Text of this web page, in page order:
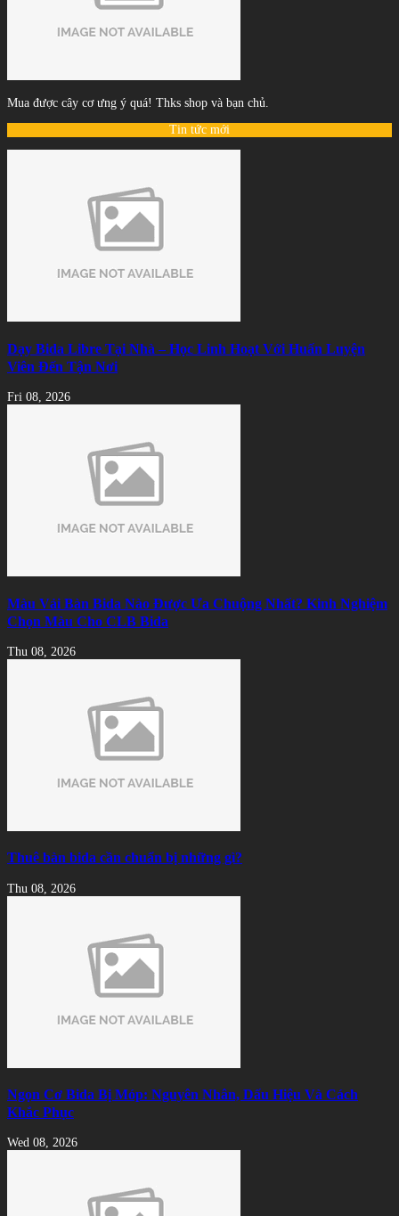
Mua được cây cơ ưng ý quá! Thks shop và bạn chủ.
Tin tức mới
Dạy Bida Libre Tại Nhà – Học Linh Hoạt Với Huấn Luyện
Viên Đến Tận Nơi
Fri 08, 2026
Màu Vải Bàn Bida Nào Được Ưa Chuộng Nhất? Kinh Nghiệm
Chọn Màu Cho CLB Bida
Thu 08, 2026
Thuê bàn bida cần chuẩn bị những gì?
Thu 08, 2026
Ngọn Cơ Bida Bị Móp: Nguyên Nhân, Dấu Hiệu Và Cách
Khắc Phục
Wed 08, 2026